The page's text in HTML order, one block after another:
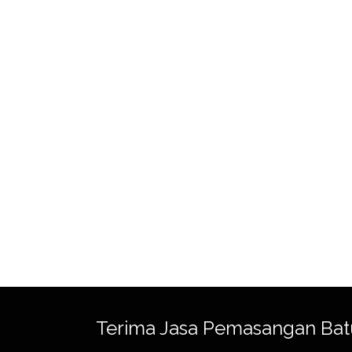
Terima Jasa Pemasangan